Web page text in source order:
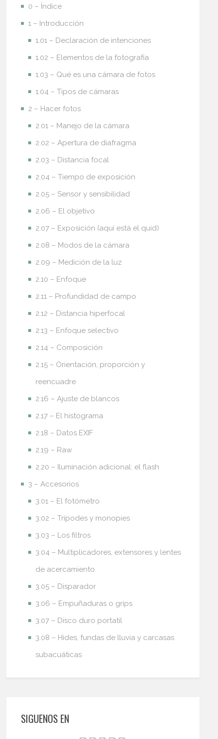
0 – Índice
1 – Introducción
1.01 – Declaración de intenciones
1.02 – Elementos de la fotografía
1.03 – Qué es una cámara de fotos
1.04 – Tipos de cámaras
2 – Hacer fotos
2.01 – Manejo de la cámara
2.02 – Apertura de diafragma
2.03 – Distancia focal
2.04 – Tiempo de exposición
2.05 – Sensor y sensibilidad
2.06 – El objetivo
2.07 – Exposición (aquí está el quid)
2.08 – Modos de la cámara
2.09 – Medición de la luz
2.10 – Enfoque
2.11 – Profundidad de campo
2.12 – Distancia hiperfocal
2.13 – Enfoque selectivo
2.14 – Composición
2.15 – Orientación, proporción y
reencuadre
2.16 – Ajuste de blancos
2.17 – El histograma
2.18 – Datos EXIF
2.19 – Raw
2.20 – Iluminación adicional: el flash
3 – Accesorios
3.01 – El fotómetro
3.02 – Trípodes y monopies
3.03 – Los filtros
3.04 – Multiplicadores, extensores y lentes
de acercamiento
3.05 – Disparador
3.06 – Empuñaduras o grips
3.07 – Disco duro portatil
3.08 – Hides, fundas de lluvia y carcasas
subacuáticas
SIGUENOS EN